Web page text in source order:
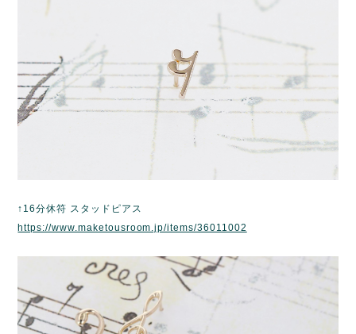
↑16分休符 スタッドピアス
https://www.maketousroom.jp/items/36011002